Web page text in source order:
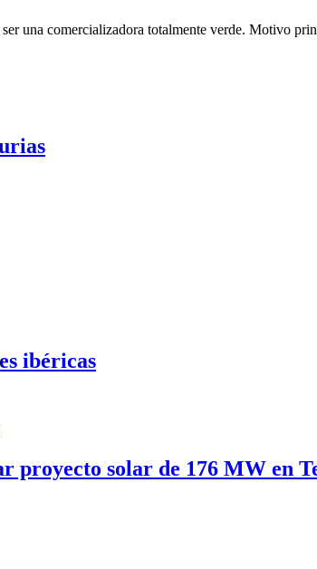
una comercializadora totalmente verde. Motivo
ibéricas
proyecto solar de 176 MW en